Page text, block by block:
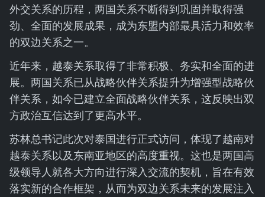
外交关系的历程，两国关系不断得到巩固并取得强
劲、全面的发展成果，成为东盟内部最具活力和效率
的双边关系之一。
近年来，越泰关系取得了非常积极、务实和全面的进
展。两国关系已从战略伙伴关系提升为增强型战略伙
伴关系，如今已建立全面战略伙伴关系，这反映出双
方政治互信达到了更高水平。
苏林总书记此次对泰国进行正式访问，体现了越南对
越泰关系以及东南亚地区的高度重视。这也是两国高
级领导人就各大方向进行深入交流的契机，旨在有效
落实新的合作框架，从而为双边关系未来的发展注入